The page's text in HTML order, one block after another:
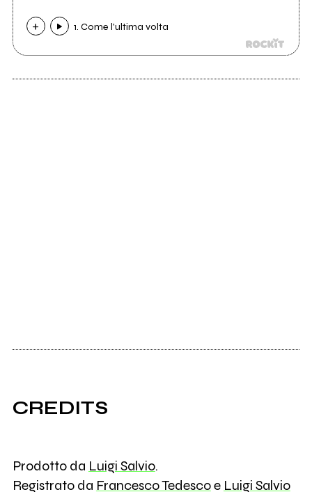
1. Come l'ultima volta
CREDITS
Prodotto da Luigi Salvio.
Registrato da Francesco Tedescoe Luigi Salvio